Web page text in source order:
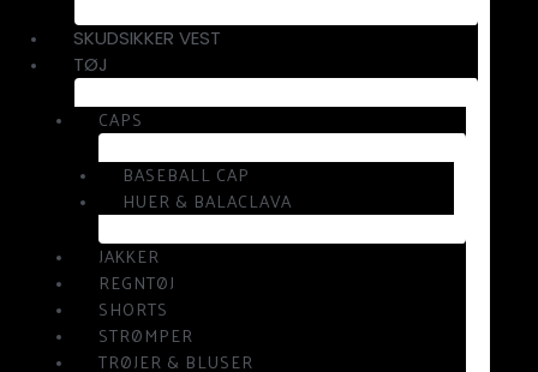
SKUDSIKKER VEST
TØJ
CAPS
BASEBALL CAP
HUER & BALACLAVA
JAKKER
REGNTØJ
SHORTS
STRØMPER
TRØJER & BLUSER